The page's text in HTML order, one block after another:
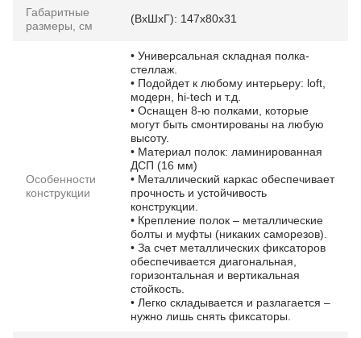
Габаритные
размеры, см
(ВхШхГ): 147х80х31
Особенности
конструкции
• Универсальная складная полка-
стеллаж.
• Подойдет к любому интерьеру: loft,
модерн, hi-tech и т.д.
• Оснащен 8-ю полками, которые
могут быть смонтированы на любую
высоту.
• Материал полок: ламинированная
ДСП (16 мм)
• Металлический каркас обеспечивает
прочность и устойчивость
конструкции.
• Крепление полок – металлические
болты и муфты (никаких саморезов).
• За счет металлических фиксаторов
обеспечивается диагональная,
горизонтальная и вертикальная
стойкость.
• Легко складывается и разлагается –
нужно лишь снять фиксаторы.